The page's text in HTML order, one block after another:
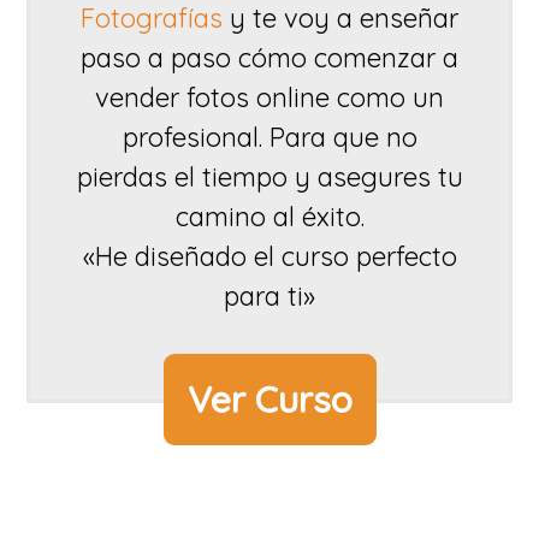
Fotografías y te voy a enseñar
paso a paso cómo comenzar a
vender fotos online como un
profesional. Para que no
pierdas el tiempo y asegures tu
camino al éxito.
«He diseñado el curso perfecto
para ti»
Ver Curso